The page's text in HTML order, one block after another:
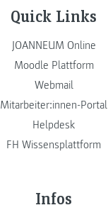
Quick Links
JOANNEUM Online
Moodle Plattform
Webmail
Mitarbeiter:innen-Portal
Helpdesk
FH Wissensplattform
Infos